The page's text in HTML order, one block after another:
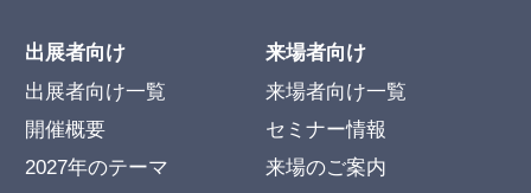
出展者向け
出展者向け一覧
開催概要
2027年のテーマ
来場者向け
来場者向け一覧
セミナー情報
来場のご案内